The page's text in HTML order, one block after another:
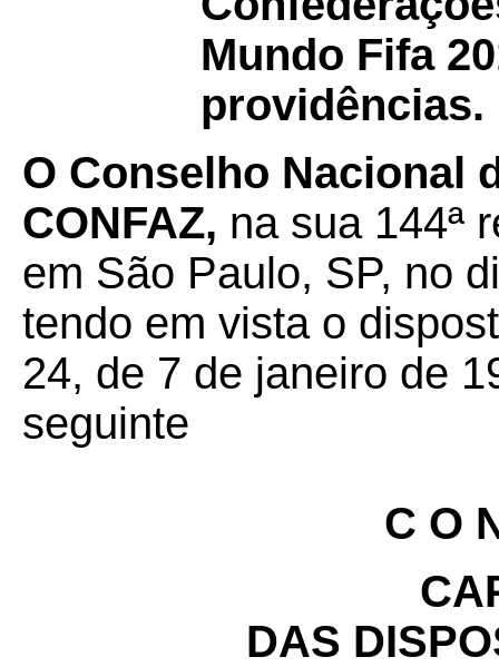
Mundo Fifa
providências.
O Conselho Nacional
CONFAZ, na sua 144ª
em São Paulo, SP, no
tendo em vista o
24, de 7 de janeiro de
seguinte
C O
DAS